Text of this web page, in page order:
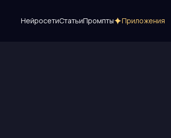
НейросетиСтатьиПромпты Приложения